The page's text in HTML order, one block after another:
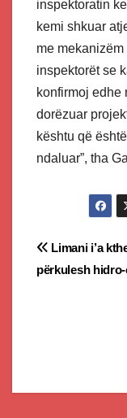
inspektoratin
kemi shkuar
me mekanizëm
inspektorët se
konfirmoj edhe
dorëzuar
kështu që
ndaluar”, tha
Post
Limani i’a
përkulesh